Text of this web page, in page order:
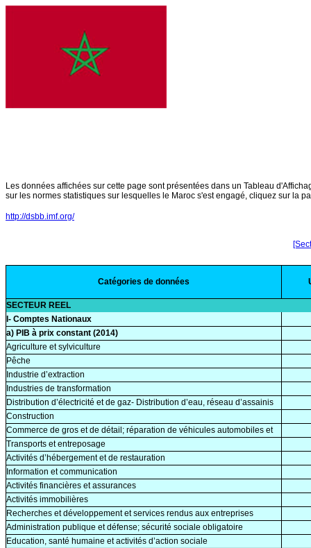
Les données affichées sur cette page sont présentées dans un Tableau
sur les normes statistiques sur lesquelles le Maroc s'est engagé, cliquez sur la
http://dsbb.imf.org/
Catégories de données
SECTEUR REEL
I- Comptes Nationaux
a) PIB à prix constant (2014)
Agriculture et sylviculture
Pêche
Industrie d’extraction
Industries de transformation
Distribution d’électricité et de gaz- Distribution d’eau, réseau d’assainis
Construction
Commerce de gros et de détail; réparation de véhicules automobiles et
Transports et entreposage
Activités d’hébergement et de restauration
Information et communication
Activités financières et assurances
Activités immobilières
Recherches et développement et services rendus aux entreprises
Administration publique et défense; sécurité sociale obligatoire
Education, santé humaine et activités d’action sociale